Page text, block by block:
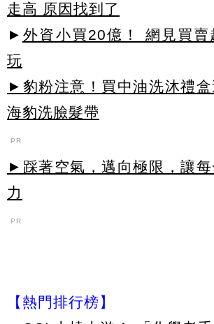
走高 原因找到了
► 外資小買20億！ 網見買賣
玩
►豹粉注意！買中油洗沐禮
海豹洗臉髮帶
PR
►踩著空氣，邁向極限，讓
力
PR
【熱門排行榜】